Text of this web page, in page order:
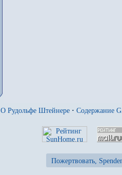
О Рудольфе Штейнере · Содержание
Пожертвовать,